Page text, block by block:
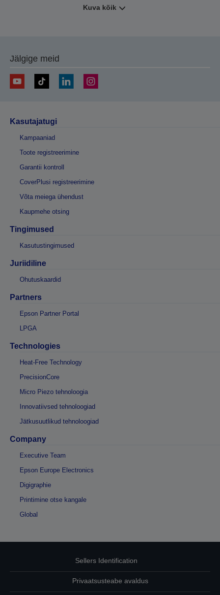
Kuva kõik
Jälgige meid
Kasutajatugi
Kampaaniad
Toote registreerimine
Garantii kontroll
CoverPlusi registreerimine
Võta meiega ühendust
Kaupmehe otsing
Tingimused
Kasutustingimused
Juriidiline
Ohutuskaardid
Partners
Epson Partner Portal
LPGA
Technologies
Heat-Free Technology
PrecisionCore
Micro Piezo tehnoloogia
Innovatiivsed tehnoloogiad
Jätkusuutlikud tehnoloogiad
Company
Executive Team
Epson Europe Electronics
Digigraphie
Printimine otse kangale
Global
Sellers Identification
Privaatsusteabe avaldus